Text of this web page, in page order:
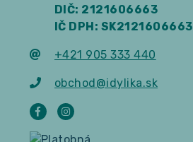
DIČ: 2121606663
IČ DPH: SK2121606663
+421 905 333 440
obchod@idylika.sk